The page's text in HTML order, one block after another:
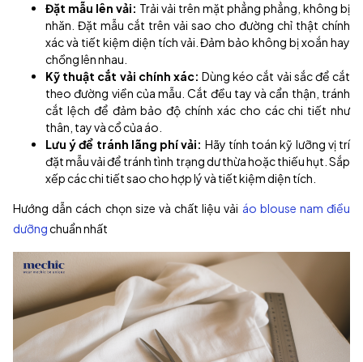
Đặt mẫu lên vải: Trải vải trên mặt phẳng phẳng, không bị
nhăn. Đặt mẫu cắt trên vải sao cho đường chỉ thật chính
xác và tiết kiệm diện tích vải. Đảm bảo không bị xoắn hay
chồng lên nhau.
Kỹ thuật cắt vải chính xác: Dùng kéo cắt vải sắc để cắt
theo đường viền của mẫu. Cắt đều tay và cẩn thận, tránh
cắt lệch để đảm bảo độ chính xác cho các chi tiết như
thân, tay và cổ của áo.
Lưu ý để tránh lãng phí vải: Hãy tính toán kỹ lưỡng vị trí
đặt mẫu vải để tránh tình trạng dư thừa hoặc thiếu hụt. Sắp
xếp các chi tiết sao cho hợp lý và tiết kiệm diện tích.
Hướng dẫn cách chọn size và chất liệu vải áo blouse nam điều
dưỡngchuẩn nhất